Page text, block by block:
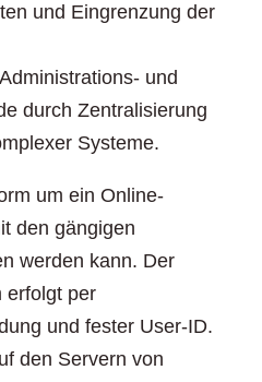
und Eingrenzung der
und
durch Zentralisierung
Systeme.
um ein Online-
den gängigen
werden kann. Der
erfolgt per
und fester User-ID.
den Servern von